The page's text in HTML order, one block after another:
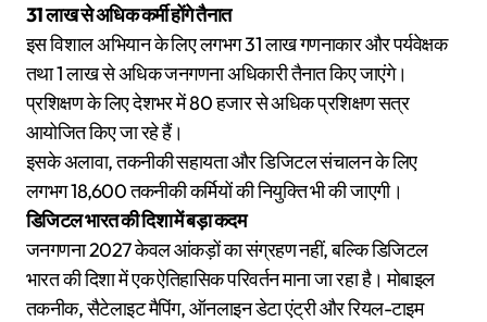
31 लाख से अधिक कर्मी होंगे तैनात
इस विशाल अभियान के लिए लगभग 31 लाख गणनाकार और पर्यवेक्षक
तथा 1 लाख से अधिक जनगणना अधिकारी तैनात किए जाएंगे।
प्रशिक्षण के लिए देशभर में 80 हजार से अधिक प्रशिक्षण सत्र
आयोजित किए जा रहे हैं।
इसके अलावा, तकनीकी सहायता और डिजिटल संचालन के लिए
लगभग 18,600 तकनीकी कर्मियों की नियुक्ति भी की जाएगी।
डिजिटल भारत की दिशा में बड़ा कदम
जनगणना 2027 केवल आंकड़ों का संग्रहण नहीं, बल्कि डिजिटल
भारत की दिशा में एक ऐतिहासिक परिवर्तन माना जा रहा है। मोबाइल
तकनीक, सैटेलाइट मैपिंग, ऑनलाइन डेटा एंट्री और रियल-टाइम